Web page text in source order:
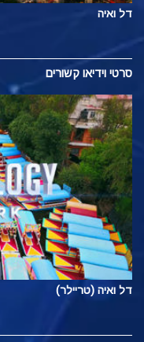
דל ואיה
סרטי וידיאו קשורים
דל ואיה (טריילר)